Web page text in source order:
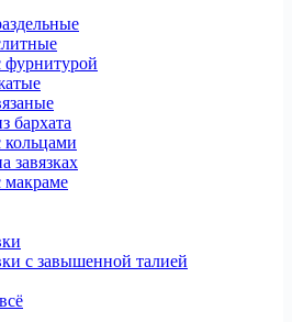
фурнитурой
бархата
завязках
макраме
с завышенной талией